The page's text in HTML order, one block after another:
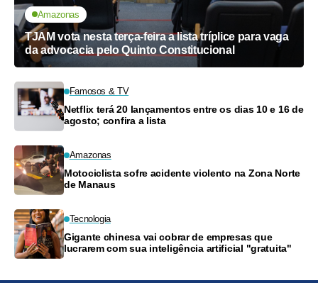
Amazonas
TJAM vota nesta terça-feira a lista tríplice para vaga
da advocacia pelo Quinto Constitucional
Famosos & TV
Netflix terá 20 lançamentos entre os dias 10 e 16 de
agosto; confira a lista
Amazonas
Motociclista sofre acidente violento na Zona Norte
de Manaus
Tecnologia
Gigante chinesa vai cobrar de empresas que
lucrarem com sua inteligência artificial "gratuita"